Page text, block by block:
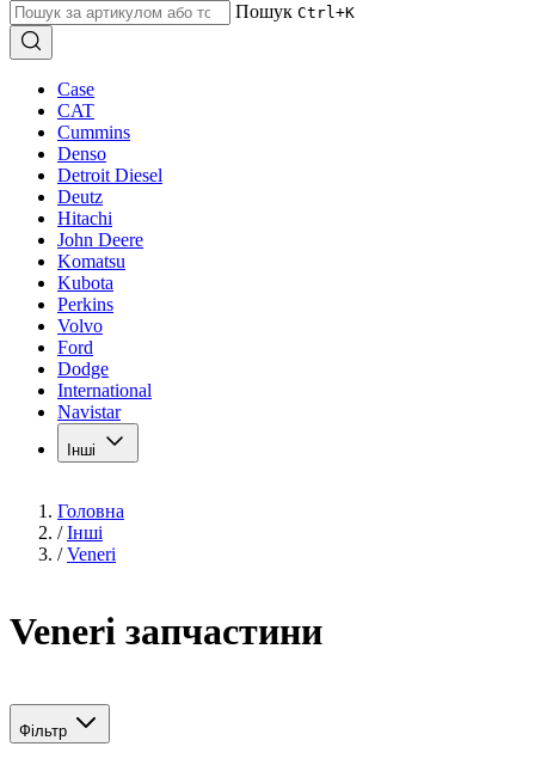
Пошук Ctrl+K
Case
CAT
Cummins
Denso
Detroit Diesel
Deutz
Hitachi
John Deere
Komatsu
Kubota
Perkins
Volvo
Ford
Dodge
International
Navistar
Інші
Головна
/ Інші
/ Veneri
Veneri запчастини
Фільтр